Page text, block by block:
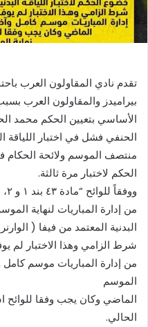
تقدم نادي المقاولون العرب
بيراميدز والمقاولون العرب
الأساسي بتعيين الحكم محمد
الحنفي فشل في اختبار اللياقة
منتصف الموسم ولائحة الحكام
الحكم لاختبار مرة ثالثة.
من إدارة المباريات لنهاية
البدنية المعتمد من فيفا (
شرط الزامي وهذا الاختبار لم
من إدارة المباريات موسم كامل
الموسم
الماضي وكان يجب وفقا للوائح
الحالي.